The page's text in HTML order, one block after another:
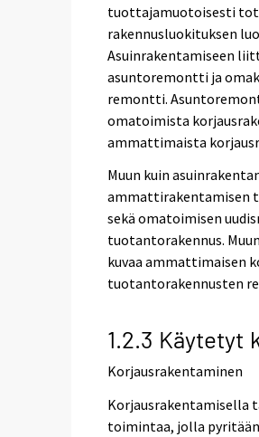
tuottajamuotoisesti
rakennusluokituksen
Asuinrakentamiseen
asuntoremontti ja
remontti.
omatoimista
ammattimaista
Muun kuin
ammattirakentamisen
sekä omatoimisen
tuotantorakennus.
kuvaa ammattimaisen
tuotantorakennusten
1.2.3 Käytetyt
Korjausrakentaminen
Korjausrakentamisella
toimintaa, jolla